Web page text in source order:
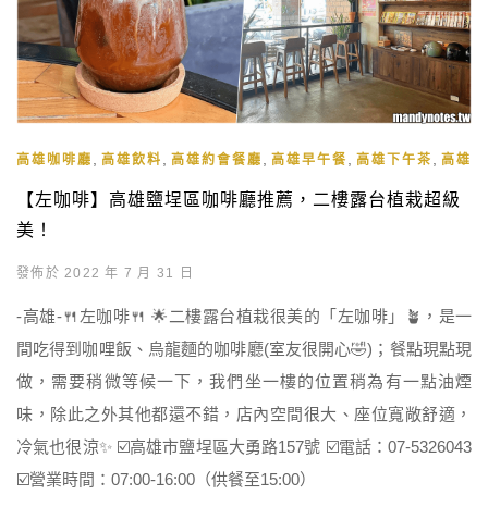
高雄咖啡廳 高雄飲料 高雄約會餐廳 高雄早午餐 高雄下午茶 高雄
【左咖啡】高雄鹽埕區咖啡廳推薦，二樓露台植栽超級
美！
發佈於 2022 年 7 月 31 日
-高雄-🍴左咖啡🍴 🌟二樓露台植栽很美的「左咖啡」🪴，是一
間吃得到咖哩飯、烏龍麵的咖啡廳(室友很開心🤣)；餐點現點現
做，需要稍微等候一下，我們坐一樓的位置稍為有一點油煙
味，除此之外其他都還不錯，店內空間很大、座位寬敞舒適，
冷氣也很涼✨ ☑️高雄市鹽埕區大勇路157號 ☑️電話：07-5326043
☑️營業時間：07:00-16:00（供餐至15:00）